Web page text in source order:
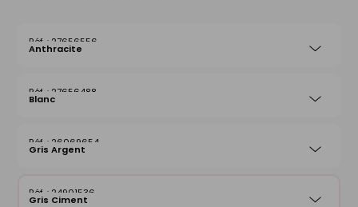
27656556
Anthracite
27656488
Blanc
26069654
Gris Argent
24901536
Gris Ciment